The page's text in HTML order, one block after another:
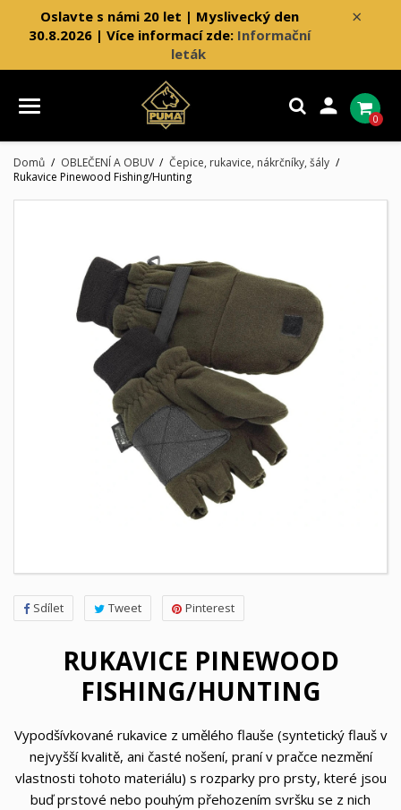
×
Oslavte s námi 20 let | Myslivecký den
30.8.2026 | Více informací zde: Informační
leták

0
Domů OBLEČENÍ A OBUV
Čepice, rukavice, nákrčníky, šály
Rukavice Pinewood Fishing/Hunting
Sdílet Tweet Pinterest
RUKAVICE PINEWOOD
FISHING/HUNTING
Vypodšívkované rukavice z umělého flauše (syntetický flauš v
nejvyšší kvalitě, ani časté nošení, praní v pračce nezmění
vlastnosti tohoto materiálu) s rozparky pro prsty, které jsou
buď prstové nebo pouhým přehozením svršku se z nich